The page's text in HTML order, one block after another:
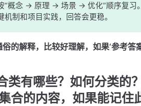
概念 -> 原理 -> 场景 -> 优化”顺序复习。
制和项目实践，回答会更稳。
的解释，比较好理解，如果‘参考答
类有哪些？如何分类的
合的内容，如果能记住